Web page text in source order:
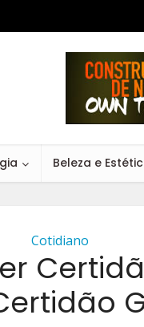
Beleza e
Cotidiano